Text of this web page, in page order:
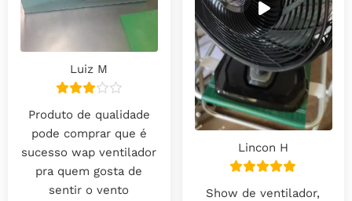
Luiz M
Produto de qualidade
pode comprar que é
sucesso wap ventilador
pra quem gosta de
sentir o vento
Lincon H
Show de ventilador,